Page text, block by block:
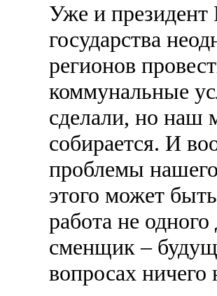
Уже и
государства
регионов
коммунальные
сделали, но наш
собирается. И
проблемы
этого может
работа не
сменщик –
вопросах